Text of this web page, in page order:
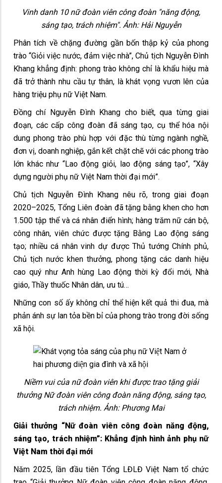
Vinh danh 10 nữ đoàn viên công đoàn "năng động,
sáng tạo, trách nhiệm". Ảnh: Hải Nguyễn
Phân tích về chặng đường gần bốn thập kỷ của phong
trào “Giỏi việc nước, đảm việc nhà”, Chủ tịch Nguyễn Đình
Khang khẳng định: phong trào không chỉ là khẩu hiệu mà
đã trở thành nhu cầu tự thân, là khát vọng vươn lên của
hàng triệu phụ nữ Việt Nam.
Đồng chí Nguyễn Đình Khang cho biết, qua từng giai
đoạn, các cấp công đoàn đã sáng tạo, cụ thể hóa nội
dung phong trào phù hợp với đặc thù từng ngành nghề,
đơn vị, doanh nghiệp, gắn kết chặt chẽ với các phong trào
lớn khác như “Lao động giỏi, lao động sáng tạo”, “Xây
dựng người phụ nữ Việt Nam thời đại mới”.
Chủ tịch Nguyễn Đình Khang nêu rõ, trong giai đoạn
2020–2025, Tổng Liên đoàn đã tặng bằng khen cho hơn
1.500 tập thể và cá nhân điển hình; hàng trăm nữ cán bộ,
công nhân, viên chức được tặng Bằng Lao động sáng
tạo; nhiều cá nhân vinh dự được Thủ tướng Chính phủ,
Chủ tịch nước khen thưởng, phong tặng các danh hiệu
cao quý như Anh hùng Lao động thời kỳ đổi mới, Nhà
giáo, Thầy thuốc Nhân dân, ưu tú…
Những con số ấy không chỉ thể hiện kết quả thi đua, mà
phản ánh sự lan tỏa bền bỉ của phong trào trong đời sống
xã hội.
Niềm vui của nữ đoàn viên khi được trao tặng giải
thưởng Nữ đoàn viên công đoàn năng động, sáng tạo,
trách nhiệm. Ảnh: Phương Mai
Giải thưởng “Nữ đoàn viên công đoàn năng động,
sáng tạo, trách nhiệm”: Khẳng định hình ảnh phụ nữ
Việt Nam thời đại mới
Năm 2025, lần đầu tiên Tổng LĐLĐ Việt Nam tổ chức